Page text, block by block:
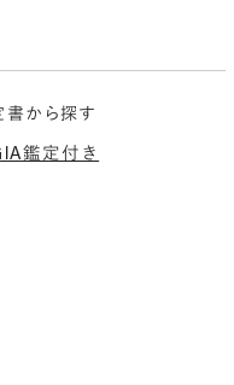
書から探す
鑑定付き